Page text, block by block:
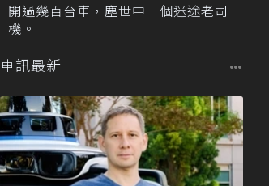
開過幾百台車，塵世中一個迷途老司
機。
車訊最新